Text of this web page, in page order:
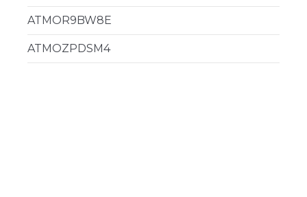
ATMOR9BW8E
ATMOZPDSM4